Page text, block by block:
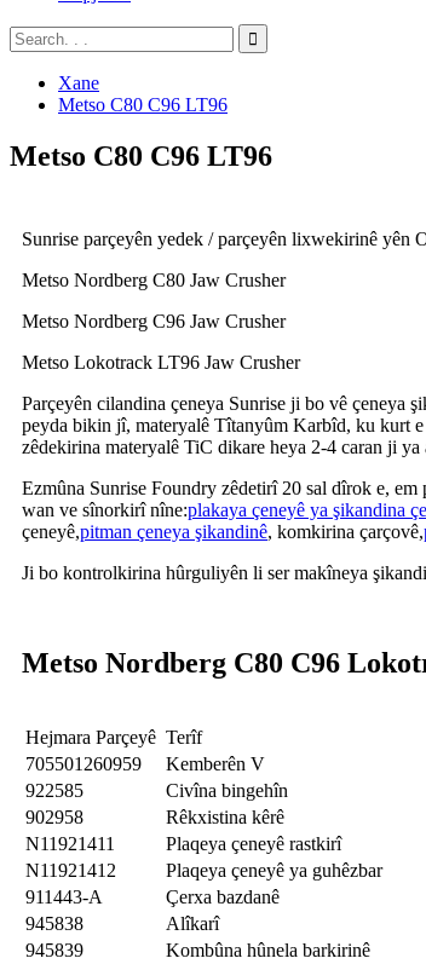
Xane
Metso C80 C96 LT96
Metso C80 C96 LT96
Sunrise parçeyên yedek / parçeyên lixwekirinê yên
Metso Nordberg C80 Jaw Crusher
Metso Nordberg C96 Jaw Crusher
Metso Lokotrack LT96 Jaw Crusher
Parçeyên cilandina çeneya Sunrise ji bo vê
peyda bikin jî, materyalê Tîtanyûm Karbîd, ku kurt
zêdekirina materyalê TiC dikare heya 2-4 caran ji ya
Ezmûna Sunrise Foundry zêdetirî 20 sal dîrok e,
wan ve sînorkirî nîne:plakaya çeneyê ya şikandina
çeneyê,pitman çeneya şikandinê, komkirina çarçovê,
Ji bo kontrolkirina hûrguliyên li ser makîneya
Metso Nordberg C80 C96
Hejmara Parçeyê Terîf
705501260959
Kemberên V
922585
Civîna bingehîn
902958
Rêkxistina kêrê
N11921411
Plaqeya çeneyê rastkirî
N11921412
Plaqeya çeneyê ya guhêzbar
911443-A
Çerxa bazdanê
945838
Alîkarî
945839
Kombûna hûnela barkirinê